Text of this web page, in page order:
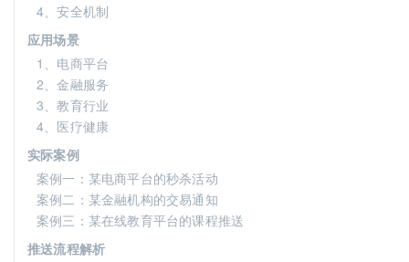
4、安全机制
应用场景
1、电商平台
2、金融服务
3、教育行业
4、医疗健康
实际案例
案例一：某电商平台的秒杀活动
案例二：某金融机构的交易通知
案例三：某在线教育平台的课程推送
推送流程解析